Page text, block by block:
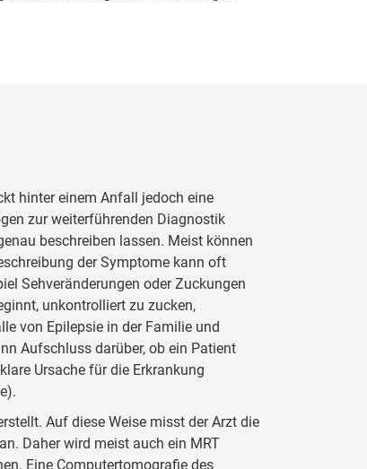
hinter einem Anfall jedoch eine
zur weiterführenden Diagnostik
beschreiben lassen. Meist können
der Symptome kann oft
Sehveränderungen oder Zuckungen
unkontrolliert zu zucken,
von Epilepsie in der Familie und
Aufschluss darüber, ob ein Patient
Ursache für die Erkrankung
Auf diese Weise misst der Arzt die
Daher wird meist auch ein MRT
Eine Computertomografie des